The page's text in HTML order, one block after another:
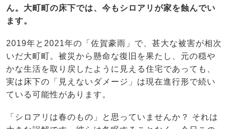
ん。大町町の床下では、今もシロアリが家を蝕んでい
ます。
2019年と2021年の「佐賀豪雨」で、甚大な被害が相次
いだ大町町。被災から懸命な復旧を果たし、元の穏や
かな生活を取り戻したように見える住宅であっても、
実は床下の「見えないダメージ」は現在進行形で続い
ている可能性があります。
「シロアリは春のもの」と思っていませんか？ それは